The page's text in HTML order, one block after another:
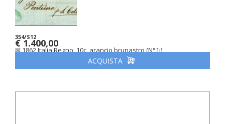
354/S12
✉ 1862 Italia Regno: 10c. arancio brunastro (N°1i)
€ 1.400,00
ACQUISTA